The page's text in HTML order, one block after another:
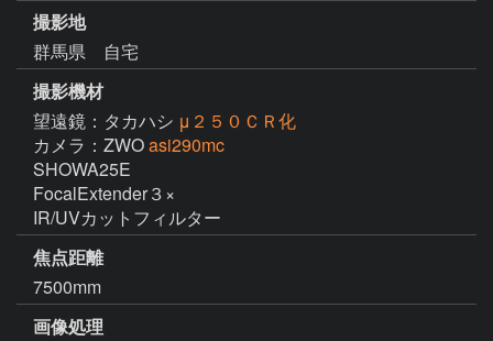
撮影地
群馬県 自宅
撮影機材
望遠鏡：タカハシ μ２５０ＣＲ化
カメラ：ZWOasi290mc
SHOWA25E
FocalExtender３×
IR/UVカットフィルター
焦点距離
7500mm
画像処理